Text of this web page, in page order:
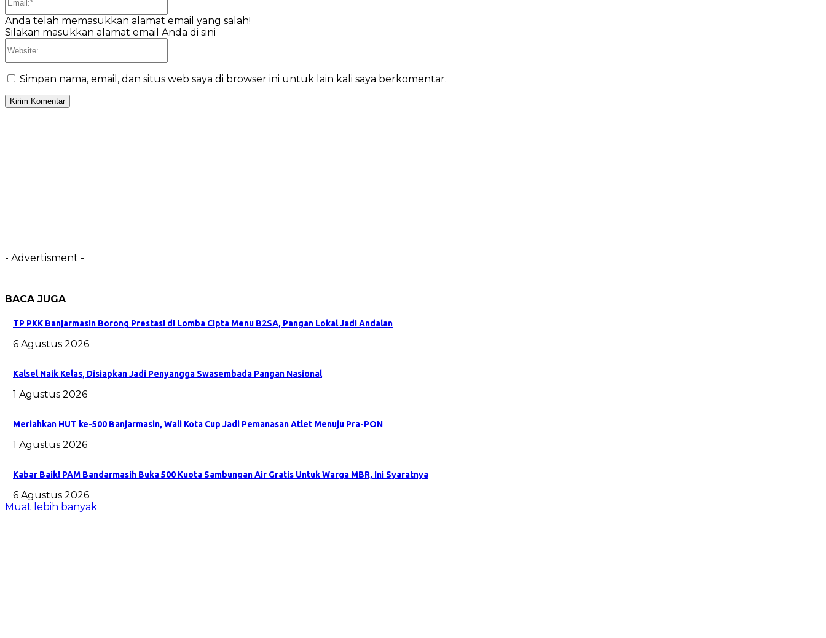
Anda telah memasukkan alamat email yang salah!
Silakan masukkan alamat email Anda di sini
Simpan nama, email, dan situs web saya di browser ini untuk lain kali saya berkomentar.
- Advertisment -
BACA JUGA
TP PKK Banjarmasin Borong Prestasi di Lomba Cipta Menu B2SA, Pangan Lokal Jadi Andalan
6 Agustus 2026
Kalsel Naik Kelas, Disiapkan Jadi Penyangga Swasembada Pangan Nasional
1 Agustus 2026
Meriahkan HUT ke-500 Banjarmasin, Wali Kota Cup Jadi Pemanasan Atlet Menuju Pra-PON
1 Agustus 2026
Kabar Baik! PAM Bandarmasih Buka 500 Kuota Sambungan Air Gratis Untuk Warga MBR, Ini Syaratnya
6 Agustus 2026
Muat lebih banyak